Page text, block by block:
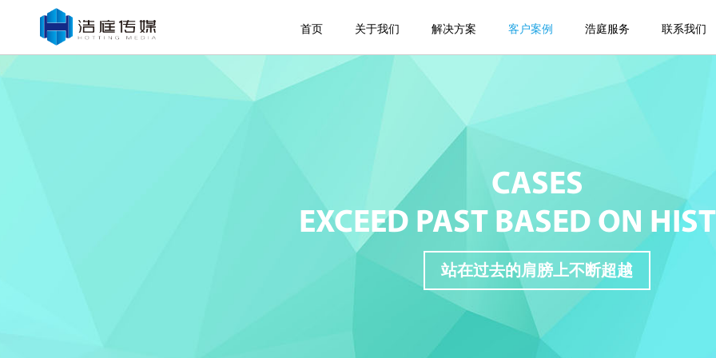
首页 关于我们 解决方案 客户案例 浩庭服务 联系我们
CASES
EXCEED PAST BASED ON
站在过去的肩膀上不断超越